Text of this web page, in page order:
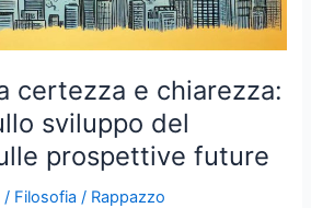
certezza e chiarezza:
sviluppo del
prospettive future
/ Filosofia / Rappazzo